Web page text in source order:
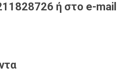
ή στο e-mail